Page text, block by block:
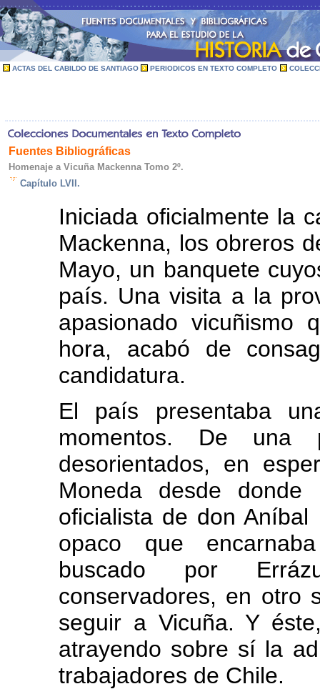
ACTAS DEL CABILDO DE SANTIAGO PERIODICOS EN TEXTO COMPLETO
Fuentes Bibliográficas
Homenaje a Vicuña Mackenna Tomo 2º.
Capítulo LVII.
Iniciada oficialmente la
Mackenna, los obreros
Mayo, un banquete
país. Una visita a la
apasionado
hora, acabó de
candidatura.
El país presentaba
momentos. De una
desorientados, en
Moneda desde donde
oficialista de don
opaco que
buscado por
conservadores, en otro
seguir a Vicuña. Y
atrayendo sobre sí la
trabajadores de Chile.